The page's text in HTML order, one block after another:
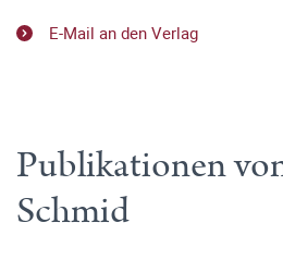
E-Mail an den Verlag
Publikationen
Schmid